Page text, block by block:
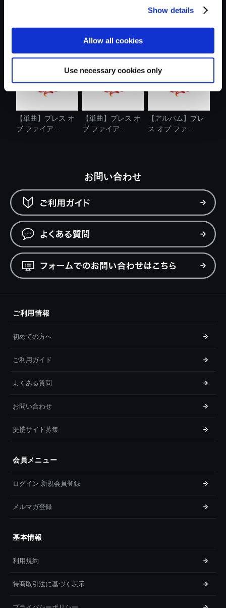
Show details
Allow all cookies
Use necessary cookies only
ブ ファイア...
ブ ファイア...
ブ ファイア...
【単曲】ブレス オ
ブ ファイア...
【単曲】ブレス オ
ブ ファイア...
【アルバム】ブレ
ス オブ ファ...
お問い合わせ
ご利用情報
初めての方へ
ご利用ガイド
よくある質問
お問い合わせ
提携サイト募集
会員メニュー
ログイン 新規会員登録
メルマガ登録
基本情報
利用規約
特商取引法に基づく表示